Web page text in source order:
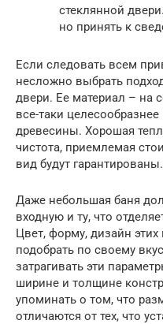
стеклянной
но принять к
Если следовать всем
несложно выбрать
двери. Ее материал – на
все-таки
древесины. Хорошая
чистота, приемлемая
вид будут гарантированы.
Даже небольшая баня
входную и ту, что
Цвет, форму, дизайн
подобрать по своему
затрагивать эти
ширине и толщине
упоминать о том, что
отличаются от тех, что